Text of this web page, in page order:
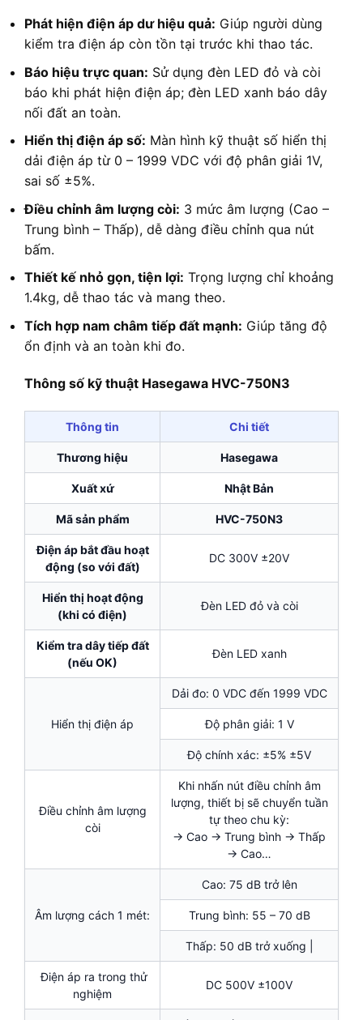
Phát hiện điện áp dư hiệu quả: Giúp người dùng
kiểm tra điện áp còn tồn tại trước khi thao tác.
Báo hiệu trực quan: Sử dụng đèn LED đỏ và còi
báo khi phát hiện điện áp; đèn LED xanh báo dây
nối đất an toàn.
Hiển thị điện áp số: Màn hình kỹ thuật số hiển thị
dải điện áp từ 0 – 1999 VDC với độ phân giải 1V,
sai số ±5%.
Điều chỉnh âm lượng còi: 3 mức âm lượng (Cao –
Trung bình – Thấp), dễ dàng điều chỉnh qua nút
bấm.
Thiết kế nhỏ gọn, tiện lợi: Trọng lượng chỉ khoảng
1.4kg, dễ thao tác và mang theo.
Tích hợp nam châm tiếp đất mạnh: Giúp tăng độ
ổn định và an toàn khi đo.
Thông số kỹ thuật Hasegawa HVC-750N3
Thông tin Chi tiết
Thương hiệu Hasegawa
Xuất xứ Nhật Bản
Mã sản phẩm HVC-750N3
Điện áp bắt đầu hoạt
động (so với đất)
DC 300V ±20V
Hiển thị hoạt động
(khi có điện)
Đèn LED đỏ và còi
Kiểm tra dây tiếp đất
(nếu OK)
Đèn LED xanh
Hiển thị điện áp
Dải đo: 0 VDC đến 1999 VDC
Độ phân giải: 1 V
Độ chính xác: ±5% ±5V
Điều chỉnh âm lượng
còi
Khi nhấn nút điều chỉnh âm
lượng, thiết bị sẽ chuyển tuần
tự theo chu kỳ:
→ Cao → Trung bình → Thấp
→ Cao…
Âm lượng cách 1 mét:
Cao: 75 dB trở lên
Trung bình: 55 – 70 dB
Thấp: 50 dB trở xuống |
Điện áp ra trong thử
nghiệm
DC 500V ±100V